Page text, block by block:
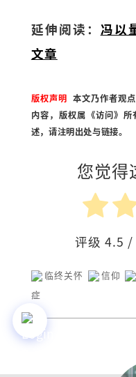
延伸阅读： 冯以
文章
版权声明 本文乃作者观
内容，版权属《访问》
述，请注明出处与链接。
您觉得
评级4.5 /
临终关怀 信仰
症